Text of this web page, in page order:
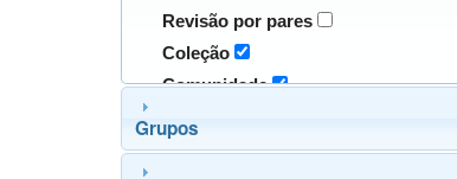
Revisão por pares
Coleção
Comunidade
Grupos